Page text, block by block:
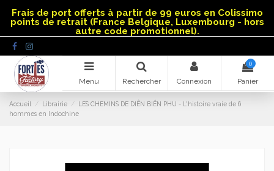
Frais de port offerts à partir de 99 euros en Colissimo
points de retrait (France Belgique, Luxembourg - hors
autre code promotionnel).
Menu Rechercher Connexion
0
Panier
Accueil Librairie
LES CHEMINS DE DIÊN BIÊN PHU - L'histoire vraie de 6
hommes en Indochine